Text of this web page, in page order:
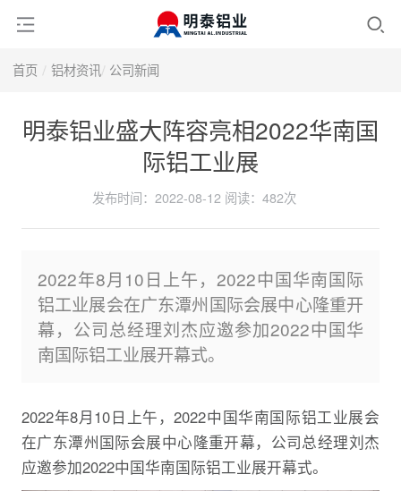
首页 铝材资讯 公司新闻
明泰铝业盛大阵容亮相2022华南国
际铝工业展
发布时间：2022-08-12 阅读： 482次
2022年8月10日上午，2022中国华南国际
铝工业展会在广东潭州国际会展中心隆重开
幕，公司总经理刘杰应邀参加2022中国华
南国际铝工业展开幕式。
2022年8月10日上午，2022中国华南国际铝工业展会
在广东潭州国际会展中心隆重开幕，公司总经理刘杰
应邀参加2022中国华南国际铝工业展开幕式。